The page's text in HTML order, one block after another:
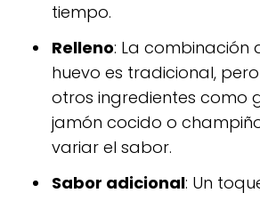
tiempo.
Relleno: La combinación
huevo es tradicional,
otros ingredientes como
jamón cocido o
variar el sabor.
Sabor adicional: Un